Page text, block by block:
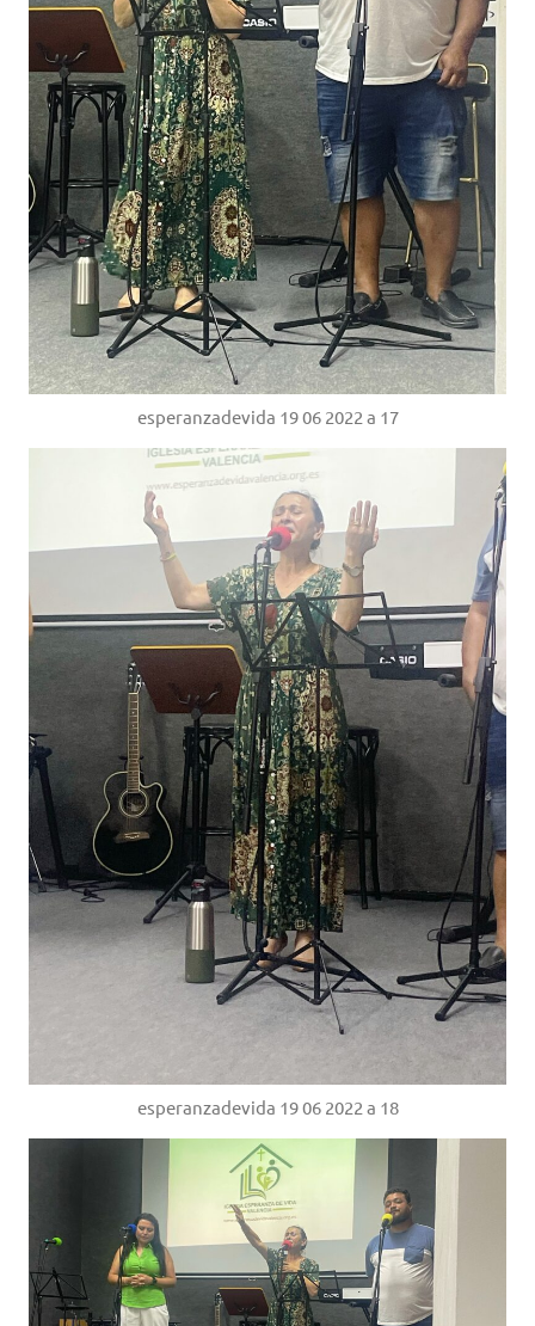
esperanzadevida 19 06 2022 a 17
esperanzadevida 19 06 2022 a 18